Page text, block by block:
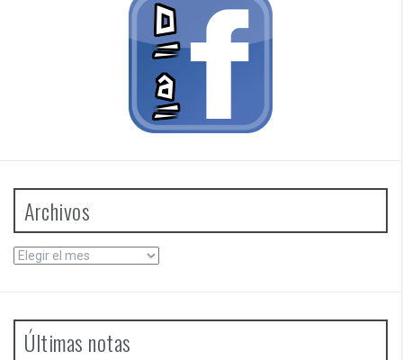
Archivos
Archivos
Últimas notas